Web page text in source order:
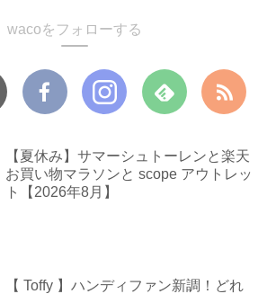
wacoをフォローする
【夏休み】サマーシュトーレンと楽天
お買い物マラソンと scope アウトレッ
ト【2026年8月】
【 Toffy 】ハンディファン新調！どれ